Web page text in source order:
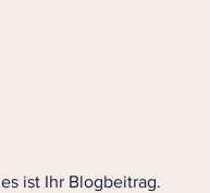
ist Ihr Blogbeitrag.